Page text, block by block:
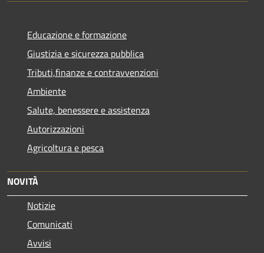
Educazione e formazione
Giustizia e sicurezza pubblica
Tributi,finanze e contravvenzioni
Ambiente
Salute, benessere e assistenza
Autorizzazioni
Agricoltura e pesca
NOVITÀ
Notizie
Comunicati
Avvisi